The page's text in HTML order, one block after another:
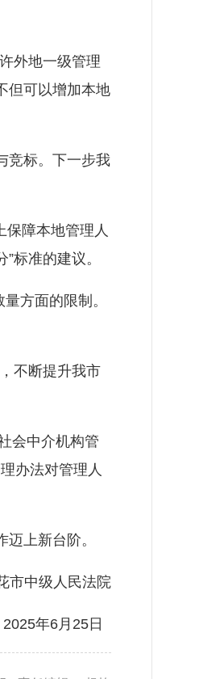
外地一级管理
但可以增加本地
竞标。下一步我
障本地管理人
标准的建议。
方面的限制。
不断提升我市
会中介机构管
办法对管理人
上新台阶。
中级人民法院
年6月25日